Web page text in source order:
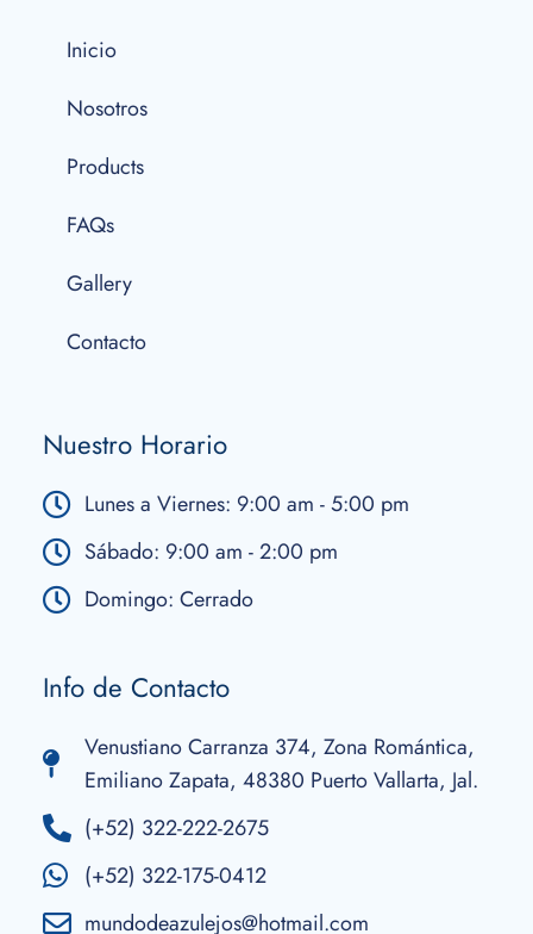
Inicio
Nosotros
Products
FAQs
Gallery
Contacto
Nuestro Horario
Lunes a Viernes: 9:00 am - 5:00 pm
Sábado: 9:00 am - 2:00 pm
Domingo: Cerrado
Info de Contacto
Venustiano Carranza 374, Zona Romántica,
Emiliano Zapata, 48380 Puerto Vallarta, Jal.
(+52) 322-222-2675
(+52) 322-175-0412
mundodeazulejos@hotmail.com